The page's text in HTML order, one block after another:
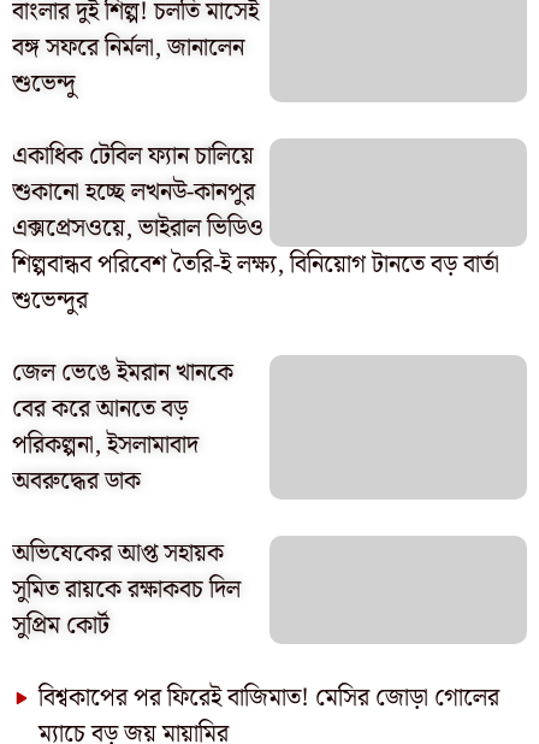
বাংলার দুই শিল্প! চলতি মাসেই
বঙ্গ সফরে নির্মলা, জানালেন
শুভেন্দু
একাধিক টেবিল ফ্যান চালিয়ে
শুকানো হচ্ছে লখনউ-কানপুর
এক্সপ্রেসওয়ে, ভাইরাল ভিডিও
শিল্পবান্ধব পরিবেশ তৈরি-ই লক্ষ্য, বিনিয়োগ টানতে বড় বার্তা
শুভেন্দুর
জেল ভেঙে ইমরান খানকে
বের করে আনতে বড়
পরিকল্পনা, ইসলামাবাদ
অবরুদ্ধের ডাক
অভিষেকের আপ্ত সহায়ক
সুমিত রায়কে রক্ষাকবচ দিল
সুপ্রিম কোর্ট
বিশ্বকাপের পর ফিরেই বাজিমাত! মেসির জোড়া গোলের
ম্যাচে বড় জয় মায়ামির